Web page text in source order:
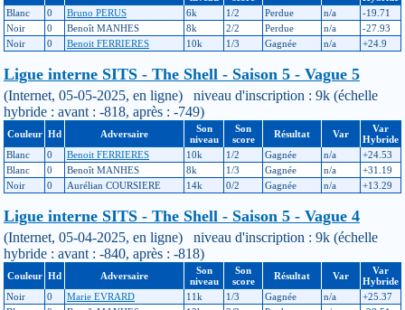
Blanc
0 Bruno PERUS 6k 1/2 Perdue n/a
-19.71
Noir
0 Benoît MANHES 8k 2/2 Perdue n/a
-27.93
Noir
0 Benoit FERRIERES 10k 1/3 Gagnée n/a +24.9
Ligue interne SITS - The Shell - Saison 5 - Vague 5
(Internet, 05-05-2025, en ligne) niveau d'inscription : 9k (échelle
hybride : avant : -818, après : -749)
Couleur Hd Adversaire
Son
niveau
Son
score
Résultat Var
Var
Hybride
Blanc
0 Benoit FERRIERES 10k 1/2 Gagnée n/a
+24.53
Blanc
0 Benoît MANHES 8k 1/3 Gagnée n/a
+31.19
Noir
0 Aurélian COURSIERE 14k 0/2 Gagnée n/a +13.29
Ligue interne SITS - The Shell - Saison 5 - Vague 4
(Internet, 05-04-2025, en ligne) niveau d'inscription : 9k (échelle
hybride : avant : -840, après : -818)
Couleur Hd Adversaire
Son
niveau
Son
score
Résultat Var
Var
Hybride
Noir
0 Marie EVRARD 11k 1/3 Gagnée n/a
+25.37